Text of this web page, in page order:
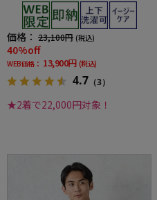
トライプ 3シーズン対応
価格： 23,100円 (税込)
40%off
WEB価格： 13,900円 (税込)
4.7 （3）
★2着で22,000円対象！